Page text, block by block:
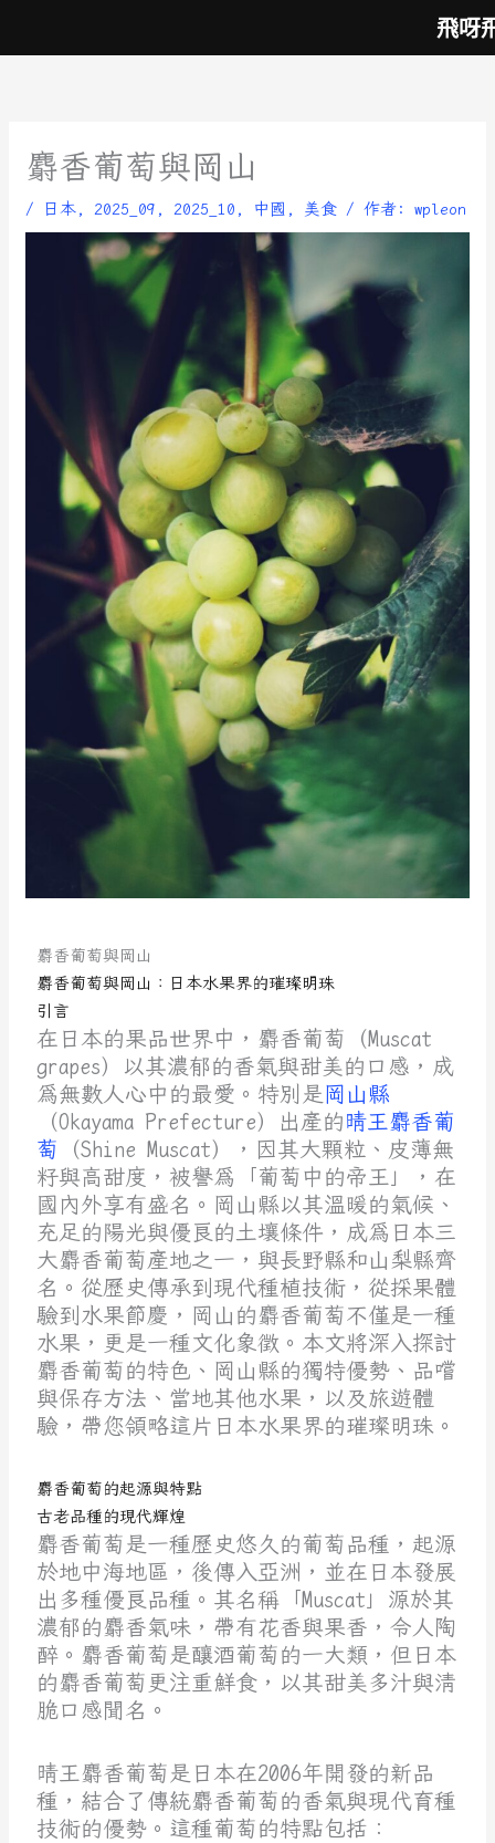
麝香葡萄與岡山
/ 日本, 2025_09 , 2025_10 , 中國 , 美食 / 作者:wpleon
麝香葡萄與岡山
麝香葡萄與岡山：日本水果界的璀璨明珠
引言
在日本的果品世界中，麝香葡萄（Muscat
grapes）以其濃郁的香氣與甜美的口感，成
為無數人心中的最愛。特別是岡山縣
（Okayama Prefecture）出產的晴王麝香葡
萄 （Shine Muscat），因其大顆粒、皮薄無
籽與高甜度，被譽為「葡萄中的帝王」，在
國內外享有盛名。岡山縣以其溫暖的氣候、
充足的陽光與優良的土壤條件，成為日本三
大麝香葡萄產地之一，與長野縣和山梨縣齊
名。從歷史傳承到現代種植技術，從採果體
驗到水果節慶，岡山的麝香葡萄不僅是一種
水果，更是一種文化象徵。本文將深入探討
麝香葡萄的特色、岡山縣的獨特優勢、品嚐
與保存方法、當地其他水果，以及旅遊體
驗，帶您領略這片日本水果界的璀璨明珠。
麝香葡萄的起源與特點
古老品種的現代輝煌
麝香葡萄是一種歷史悠久的葡萄品種，起源
於地中海地區，後傳入亞洲，並在日本發展
出多種優良品種。其名稱「Muscat」源於其
濃郁的麝香氣味，帶有花香與果香，令人陶
醉。麝香葡萄是釀酒葡萄的一大類，但日本
的麝香葡萄更注重鮮食，以其甜美多汁與清
脆口感聞名。
晴王麝香葡萄是日本在2006年開發的新品
種，結合了傳統麝香葡萄的香氣與現代育種
技術的優勢。這種葡萄的特點包括：
飛呀